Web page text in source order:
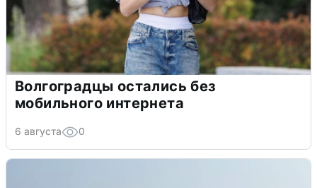
Волгоградцы остались без
мобильного интернета
6 августа 0